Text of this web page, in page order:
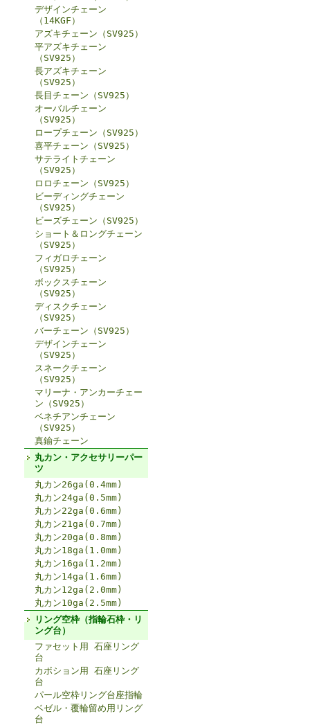
デザインチェーン
（14KGF）
アズキチェーン（SV925）
平アズキチェーン
（SV925）
長アズキチェーン
（SV925）
長目チェーン（SV925）
オーバルチェーン
（SV925）
ロープチェーン（SV925）
喜平チェーン（SV925）
サテライトチェーン
（SV925）
ロロチェーン（SV925）
ビーディングチェーン
（SV925）
ビーズチェーン（SV925）
ショート＆ロングチェーン
（SV925）
フィガロチェーン
（SV925）
ボックスチェーン
（SV925）
ディスクチェーン
（SV925）
バーチェーン（SV925）
デザインチェーン
（SV925）
スネークチェーン
（SV925）
マリーナ・アンカーチェー
ン（SV925）
ベネチアンチェーン
（SV925）
真鍮チェーン
丸カン・アクセサリーパー
ツ
丸カン26ga(0.4mm)
丸カン24ga(0.5mm)
丸カン22ga(0.6mm)
丸カン21ga(0.7mm)
丸カン20ga(0.8mm)
丸カン18ga(1.0mm)
丸カン16ga(1.2mm)
丸カン14ga(1.6mm)
丸カン12ga(2.0mm)
丸カン10ga(2.5mm)
リング空枠（指輪石枠・リ
ング台）
ファセット用 石座リング
台
カボション用 石座リング
台
パール空枠リング台座指輪
ベゼル・覆輪留め用リング
台